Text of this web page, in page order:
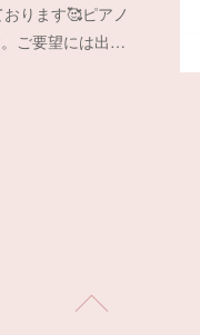
ります🥰ピアノ
ご要望には出…